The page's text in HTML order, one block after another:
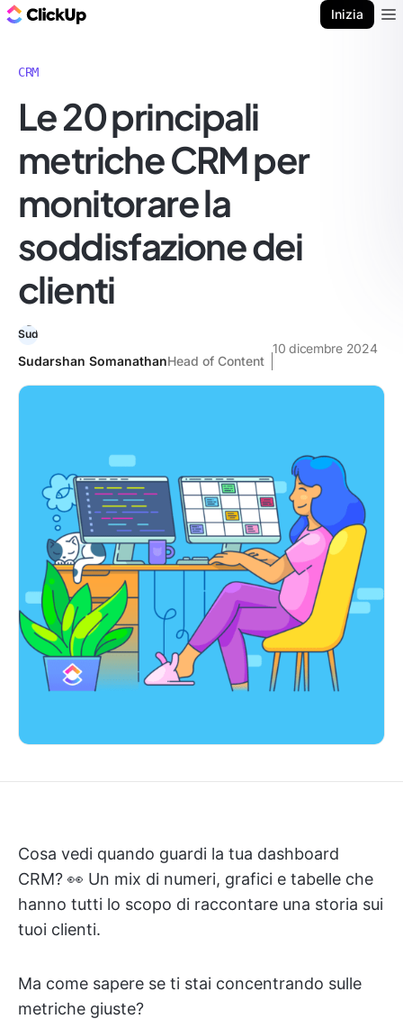
Inizia
CRM
Le 20 principali
metriche CRM per
monitorare la
soddisfazione dei
clienti
Sudarshan SomanathanHead of Content
10 dicembre 2024
Cosa vedi quando guardi la tua dashboard
CRM? 👀 Un mix di numeri, grafici e tabelle che
hanno tutti lo scopo di raccontare una storia sui
tuoi clienti.
Ma come sapere se ti stai concentrando sulle
metriche giuste?